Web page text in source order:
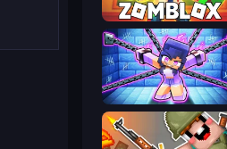
Zomblox
Mini Mine